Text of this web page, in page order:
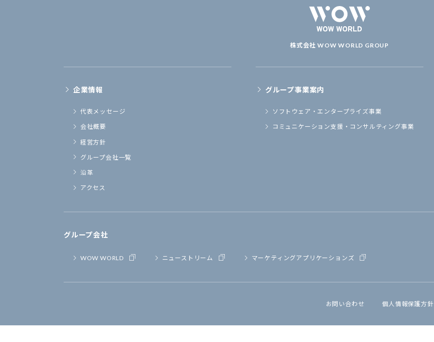
株式会社 WOW WORLD GROUP
企業情報
代表メッセージ
会社概要
経営方針
グループ会社一覧
沿革
アクセス
グループ事業案内
ソフトウェア・エンタープライズ事業
コミュニケーション支援・ コンサルティング事業
グループ会社
WOW WORLD ニューストリーム マーケティングアプリケーションズ
お問い合わせ 個人情報保護方針